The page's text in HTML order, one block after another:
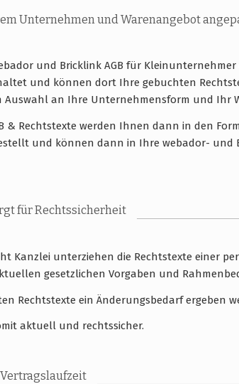
Unternehmen und Warenangebot
und Bricklink AGB für Kleinunternehmer
und können dort Ihre gebuchten
Auswahl an Ihre Unternehmensform und Ihr
& Rechtstexte werden Ihnen dann in den
und können dann in Ihre webador- und
für Rechtssicherheit
Kanzlei unterziehen die Rechtstexte einer
gesetzlichen Vorgaben und
Rechtstexte ein Änderungsbedarf ergeben
aktuell und rechtssicher.